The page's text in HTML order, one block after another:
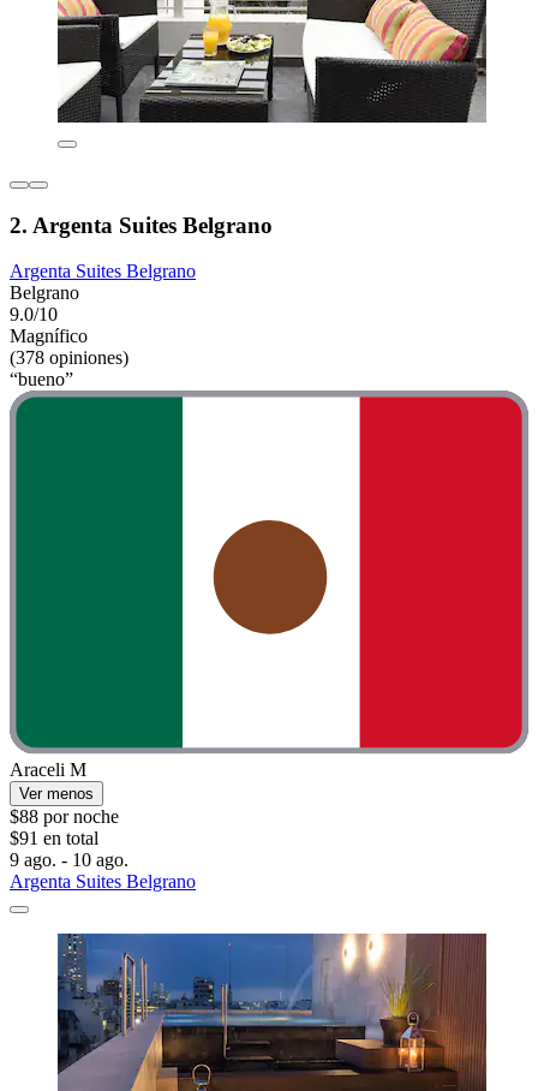
2. Argenta Suites Belgrano
Argenta Suites Belgrano
Belgrano
9.0/10
Magnífico
(378 opiniones)
“bueno”
Araceli M
Ver menos
$88 por noche
$91 en total
9 ago. - 10 ago.
Argenta Suites Belgrano